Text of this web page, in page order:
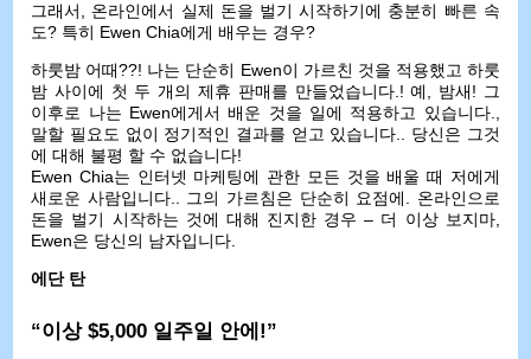
그래서, 온라인에서 실제 돈을 벌기 시작하기에 충분히 빠른 속
도? 특히 Ewen Chia에게 배우는 경우?
하룻밤 어때??! 나는 단순히 Ewen이 가르친 것을 적용했고 하룻
밤 사이에 첫 두 개의 제휴 판매를 만들었습니다.! 예, 밤새! 그
이후로 나는 Ewen에게서 배운 것을 일에 적용하고 있습니다.,
말할 필요도 없이 정기적인 결과를 얻고 있습니다.. 당신은 그것
에 대해 불평 할 수 없습니다!
Ewen Chia는 인터넷 마케팅에 관한 모든 것을 배울 때 저에게
새로운 사람입니다.. 그의 가르침은 단순히 요점에. 온라인으로
돈을 벌기 시작하는 것에 대해 진지한 경우 – 더 이상 보지마,
Ewen은 당신의 남자입니다.
에단 탄
“이상 $5,000 일주일 안에!”